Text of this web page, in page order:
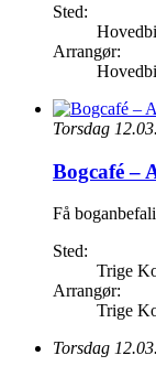
Sted:
Arrangør:
Torsdag
Bogcafé –
Få
Sted:
Trige
Arrangør:
Trige
Torsdag